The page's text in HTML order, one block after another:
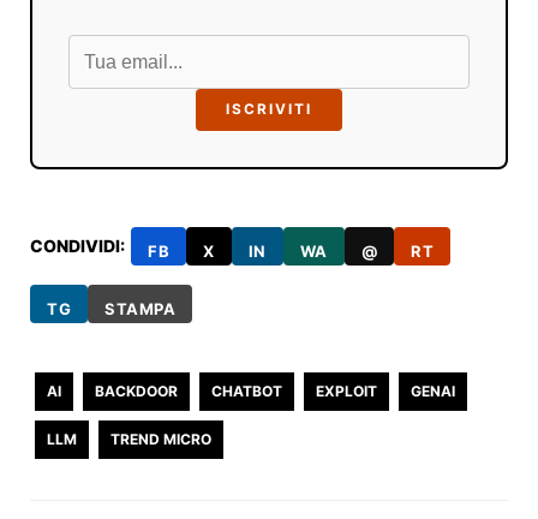
ISCRIVITI
CONDIVIDI: FB X IN WA @ RT
TG STAMPA
AI BACKDOOR CHATBOT EXPLOIT GENAI
LLM TREND MICRO